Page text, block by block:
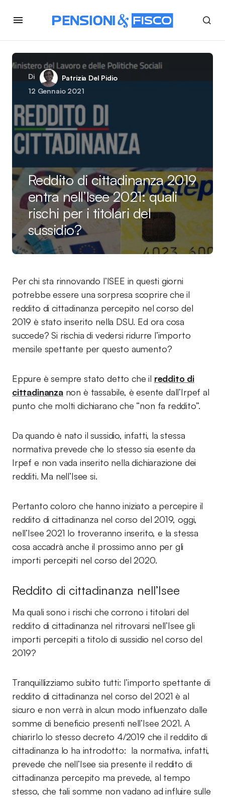
Di
Patrizia Del Pidio
12 Gennaio 2021
Reddito di cittadinanza 2019
entra nell’Isee 2021: quali
rischi per i titolari del
sussidio?
Per chi sta rinnovando l’ISEE in questi giorni
potrebbe essere una sorpresa scoprire che il
reddito di cittadinanza percepito nel corso del
2019 è stato inserito nella DSU. Ed ora cosa
succede? Si rischia di vedersi ridurre l’importo
mensile spettante per questo aumento?
Eppure è sempre stato detto che il reddito di
cittadinanzanon è tassabile, è esente dall’Irpef al
punto che molti dichiarano che “non fa reddito”.
Da quando è nato il sussidio, infatti, la stessa
normativa prevede che lo stesso sia esente da
Irpef e non vada inserito nella dichiarazione dei
redditi. Ma nell’Isee si.
Pertanto coloro che hanno iniziato a percepire il
reddito di cittadinanza nel corso del 2019, oggi,
nell’Isee 2021 lo troveranno inserito, e la stessa
cosa accadrà anche il prossimo anno per gli
importi percepiti nel corso del 2020.
Reddito di cittadinanza nell’Isee
Ma quali sono i rischi che corrono i titolari del
reddito di cittadinanza nel ritrovarsi nell’Isee gli
importi percepiti a titolo di sussidio nel corso del
2019?
Tranquillizziamo subito tutti: l’importo spettante di
reddito di cittadinanza nel corso del 2021 è al
sicuro e non verrà in alcun modo influenzato dalle
somme di beneficio presenti nell’Isee 2021. A
chiarirlo lo stesso decreto 4/2019 che il reddito di
cittadinanza lo ha introdotto: la normativa, infatti,
prevede che nell’Isee sia presente il reddito di
cittadinanza percepito ma prevede, al tempo
stesso, che tali somme non vadano ad influire sulle